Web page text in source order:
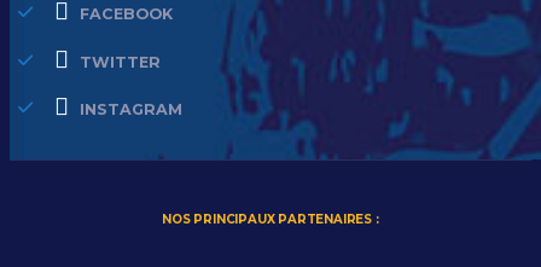
FACEBOOK
TWITTER
INSTAGRAM
NOS PRINCIPAUX PARTENAIRES :